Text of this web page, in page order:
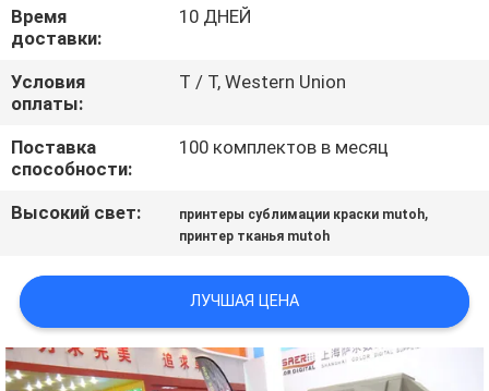
КОНТАКТНЫЕ
ДАННЫЕ
НОВОСТИ
ВСЕ
COMPANY
NEWS
Время
доставки:
10 ДНЕЙ
Условия
оплаты:
T / T, Western Union
Поставка
способности:
100 комплектов в месяц
Высокий свет: принтеры сублимации краски mutoh,
принтер тканья mutoh
ЛУЧШАЯ ЦЕНА